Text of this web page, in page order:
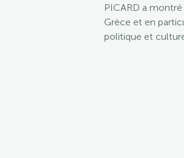
PICARD a
Grèce et en
politique et